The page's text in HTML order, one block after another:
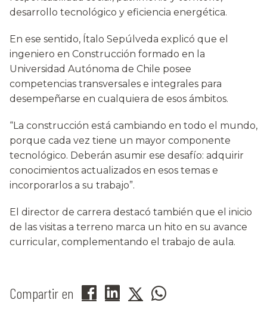
desarrollo tecnológico y eficiencia energética.
En ese sentido, Ítalo Sepúlveda explicó que el
ingeniero en Construcción formado en la
Universidad Autónoma de Chile posee
competencias transversales e integrales para
desempeñarse en cualquiera de esos ámbitos.
“La construcción está cambiando en todo el mundo,
porque cada vez tiene un mayor componente
tecnológico. Deberán asumir ese desafío: adquirir
conocimientos actualizados en esos temas e
incorporarlos a su trabajo”.
El director de carrera destacó también que el inicio
de las visitas a terreno marca un hito en su avance
curricular, complementando el trabajo de aula.
Compartir en